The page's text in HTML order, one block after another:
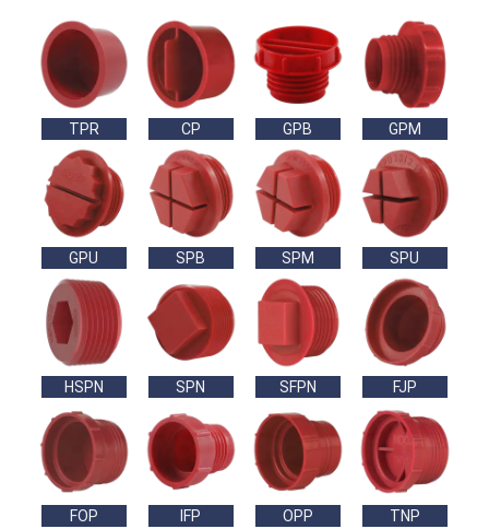
TPR CP GPB GPM
GPU SPB SPM SPU
HSPN SPN SFPN FJP
FOP IFP OPP TNP